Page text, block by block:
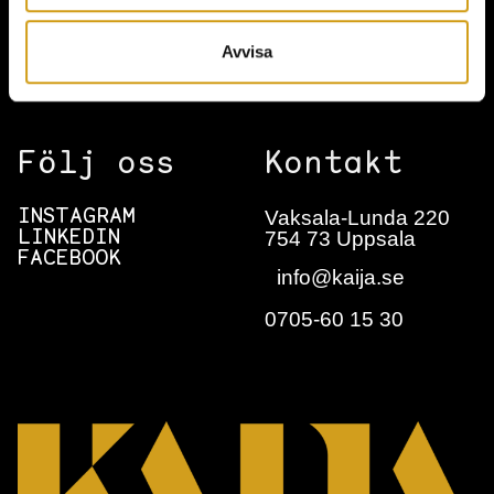
Avvisa
BOKNINGSFÖRFRÅGAN
Följ oss
INSTAGRAM
LINKEDIN
FACEBOOK
Kontakt
Vaksala-Lunda 220
754 73 Uppsala
info@kaija.se
0705-60 15 30